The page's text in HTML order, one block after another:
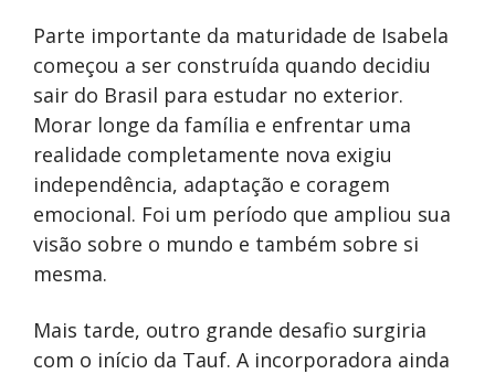
Parte importante da maturidade de Isabela
começou a ser construída quando decidiu
sair do Brasil para estudar no exterior.
Morar longe da família e enfrentar uma
realidade completamente nova exigiu
independência, adaptação e coragem
emocional. Foi um período que ampliou sua
visão sobre o mundo e também sobre si
mesma.
Mais tarde, outro grande desafio surgiria
com o início da Tauf. A incorporadora ainda